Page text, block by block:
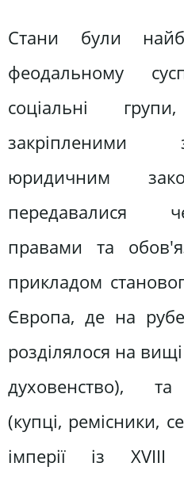
Стани були
феодальному
соціальні
юридичним
передавалися
правами та
прикладом
Європа, де на
розділялося на
духовенство), та
(купці, ремісники,
імперії із XVIII